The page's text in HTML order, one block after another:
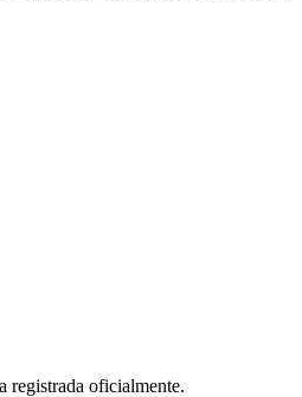
registrada oficialmente.